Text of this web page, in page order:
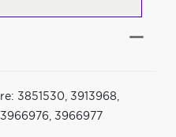
3851530, 3913968,
3966977